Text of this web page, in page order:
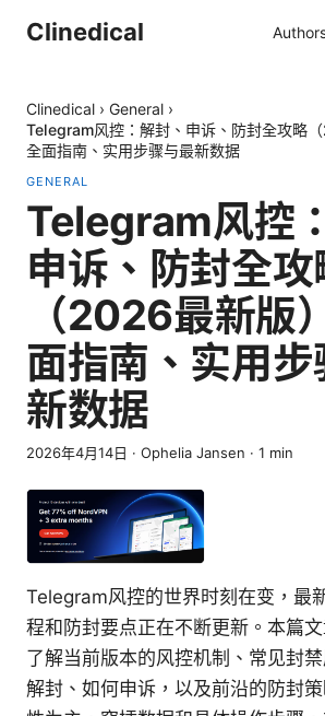
Clinedical
Clinedical › General ›
Telegram风控：解封、申诉、防封全攻
全面指南、实用步骤与最新数据
GENERAL
Telegram风控
申诉、防封全攻
（2026最新
面指南、实用步
新数据
2026年4月14日 · Ophelia Jansen · 1 min
Telegram风控的世界时刻在变，最
程和防封要点正在不断更新。本篇
了解当前版本的风控机制、常见封
解封、如何申诉，以及前沿的防封